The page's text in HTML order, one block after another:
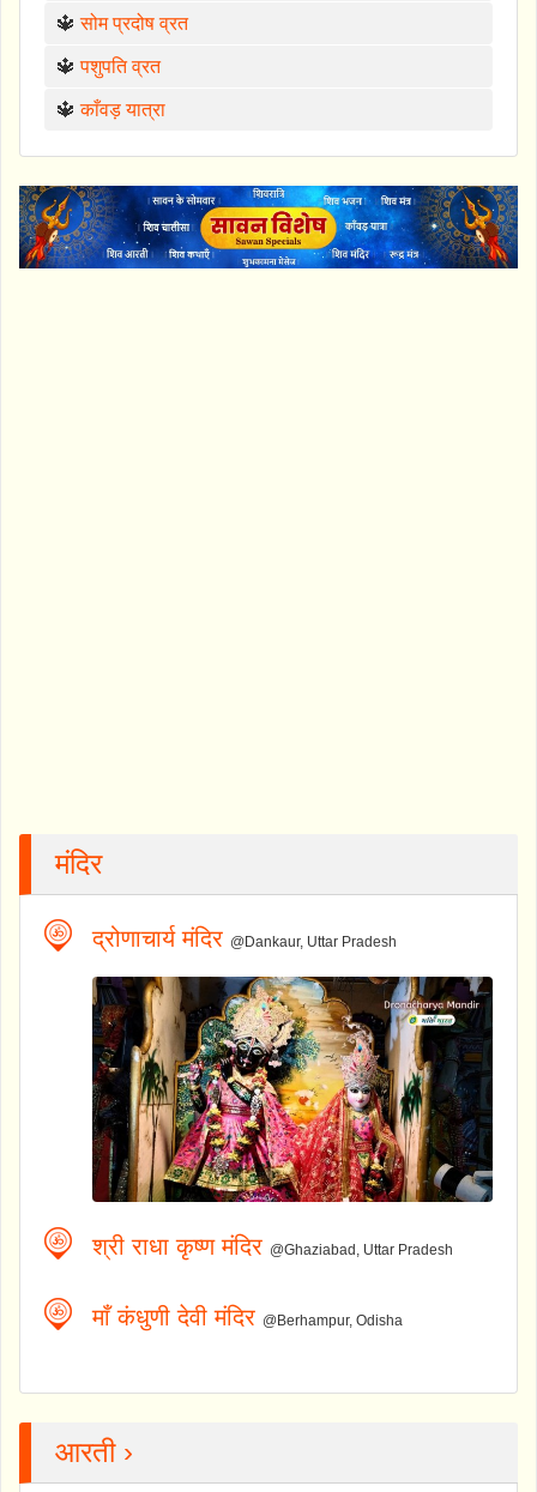
🔱सोम प्रदोष व्रत
🔱पशुपति व्रत
🔱काँवड़ यात्रा
मंदिर
द्रोणाचार्य मंदिर @Dankaur, Uttar Pradesh
श्री राधा कृष्ण मंदिर @Ghaziabad, Uttar Pradesh
माँ कंधुणी देवी मंदिर @Berhampur, Odisha
आरती ›